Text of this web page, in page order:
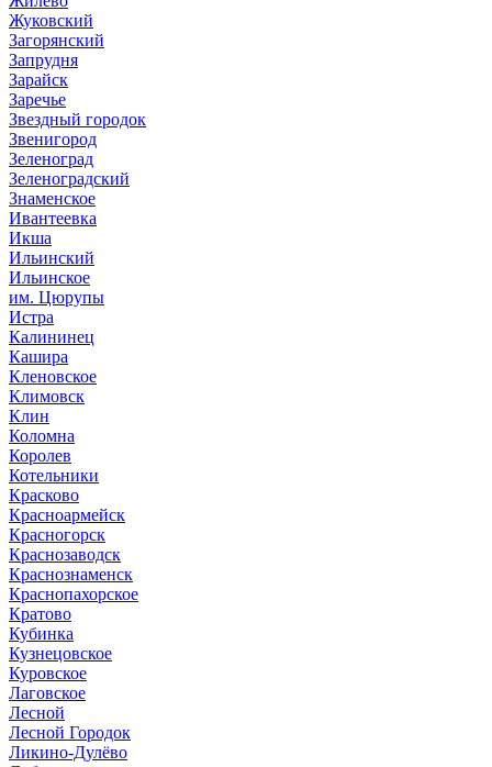
Жуковский
Загорянский
Запрудня
Зарайск
Заречье
Звездный городок
Звенигород
Зеленоград
Зеленоградский
Знаменское
Ивантеевка
Икша
Ильинский
Ильинское
им. Цюрупы
Истра
Калининец
Кашира
Кленовское
Климовск
Клин
Коломна
Королев
Котельники
Красково
Красноармейск
Красногорск
Краснозаводск
Краснознаменск
Краснопахорское
Кратово
Кубинка
Кузнецовское
Куровское
Лаговское
Лесной
Лесной Городок
Ликино-Дулёво